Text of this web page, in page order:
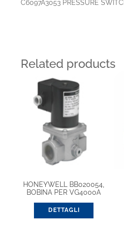
C6097A3053 PRESSURE
Related products
HONEYWELL BB020054,
BOBINA PER VG4000A
DETTAGLI